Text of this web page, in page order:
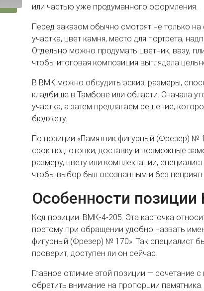
или частью уже продуманного оформления.
Перед заказом обычно смотрят не только
участка, цвет камня, место для портрета,
Отдельно можно продумать цветник, вазу,
чтобы итоговая композиция выглядела
В ВМК можно обсудить эскиз, размеры,
кладбище в Тамбове или области. Сначала
участка, а затем предлагаем решение,
бюджету.
По позиции «Памятник фигурный (Фрезер) №
срок подготовки, доставку и возможные
размеру, цвету или комплектации,
чтобы выбор был осознанным и без
Особенности
Код позиции: ВМК-4-205. Эта карточка
поэтому при обращении удобно назвать
фигурный (Фрезер) № 170». Так специалист
проверит, доступен ли он сейчас.
Главное отличие этой позиции — сочетание
обратить внимание на пропорции